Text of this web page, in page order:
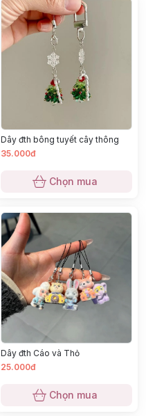
Dây đth bông tuyết cây thông
35.000đ
Chọn mua
Dây đth Cáo và Thỏ
25.000đ
Chọn mua